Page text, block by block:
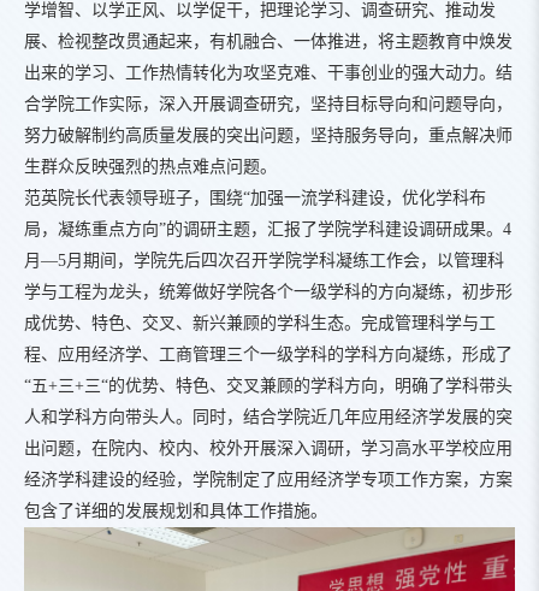
学增智、以学正风、以学促干，把理论学习、调查研究、推动发
展、检视整改贯通起来，有机融合、一体推进，将主题教育中焕发
出来的学习、工作热情转化为攻坚克难、干事创业的强大动力。结
合学院工作实际，深入开展调查研究，坚持目标导向和问题导向，
努力破解制约高质量发展的突出问题，坚持服务导向，重点解决师
生群众反映强烈的热点难点问题。
范英院长代表领导班子，围绕“加强一流学科建设，优化学科布
局，凝练重点方向”的调研主题，汇报了学院学科建设调研成果。4
月—5月期间，学院先后四次召开学院学科凝练工作会，以管理科
学与工程为龙头，统筹做好学院各个一级学科的方向凝练，初步形
成优势、特色、交叉、新兴兼顾的学科生态。完成管理科学与工
程、应用经济学、工商管理三个一级学科的学科方向凝练，形成了
“五+三+三“的优势、特色、交叉兼顾的学科方向，明确了学科带头
人和学科方向带头人。同时，结合学院近几年应用经济学发展的突
出问题，在院内、校内、校外开展深入调研，学习高水平学校应用
经济学科建设的经验，学院制定了应用经济学专项工作方案，方案
包含了详细的发展规划和具体工作措施。